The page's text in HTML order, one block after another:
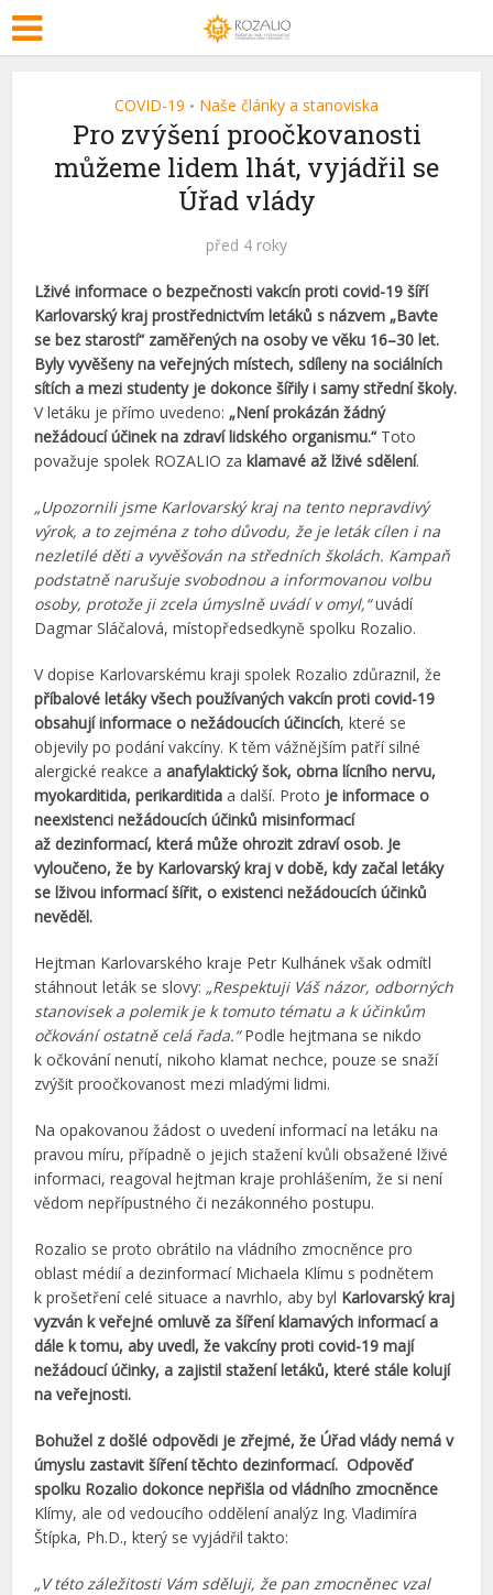
COVID-19 • Naše články a stanoviska
Pro zvýšení proočkovanosti
můžeme lidem lhát, vyjádřil se
Úřad vlády
před 4 roky
Lživé informace o bezpečnosti vakcín proti covid-19 šíří
Karlovarský kraj prostřednictvím letáků s názvem „Bavte
se bez starostí“ zaměřených na osoby ve věku 16–30 let.
Byly vyvěšeny na veřejných místech, sdíleny na sociálních
sítích a mezi studenty je dokonce šířily i samy střední školy.
V letáku je přímo uvedeno: „Není prokázán žádný
nežádoucí účinek na zdraví lidského organismu.“ Toto
považuje spolek ROZALIO za klamavé až lživé sdělení.
„Upozornili jsme Karlovarský kraj na tento nepravdivý
výrok, a to zejména z toho důvodu, že je leták cílen i na
nezletilé děti a vyvěšován na středních školách. Kampaň
podstatně narušuje svobodnou a informovanou volbu
osoby, protože ji zcela úmyslně uvádí v omyl,“uvádí
Dagmar Sláčalová, místopředsedkyně spolku Rozalio.
V dopise Karlovarskému kraji spolek Rozalio zdůraznil, že
příbalové letáky všech používaných vakcín proti covid-19
obsahují informace o nežádoucích účincích, které se
objevily po podání vakcíny. K těm vážnějším patří silné
alergické reakce aanafylaktický šok, obrna lícního nervu,
myokarditida, perikarditida a další. Proto je informace o
neexistenci nežádoucích účinků misinformací
až dezinformací, která může ohrozit zdraví osob. Je
vyloučeno, že by Karlovarský kraj v době, kdy začal letáky
se lživou informací šířit, o existenci nežádoucích účinků
nevěděl.
Hejtman Karlovarského kraje Petr Kulhánek však odmítl
stáhnout leták se slovy: „Respektuji Váš názor, odborných
stanovisek a polemik je k tomuto tématu a k účinkům
očkování ostatně celá řada.“Podle hejtmana se nikdo
k očkování nenutí, nikoho klamat nechce, pouze se snaží
zvýšit proočkovanost mezi mladými lidmi.
Na opakovanou žádost o uvedení informací na letáku na
pravou míru, případně o jejich stažení kvůli obsažené lživé
informaci, reagoval hejtman kraje prohlášením, že si není
vědom nepřípustného či nezákonného postupu.
Rozalio se proto obrátilo na vládního zmocněnce pro
oblast médií a dezinformací Michaela Klímu s podnětem
k prošetření celé situace a navrhlo, aby byl Karlovarský kraj
vyzván k veřejné omluvě za šíření klamavých informací a
dále k tomu, aby uvedl, že vakcíny proti covid-19 mají
nežádoucí účinky, a zajistil stažení letáků, které stále kolují
na veřejnosti.
Bohužel z došlé odpovědi je zřejmé, že Úřad vlády nemá v
úmyslu zastavit šíření těchto dezinformací. Odpověď
spolku Rozalio dokonce nepřišla od vládního zmocněnce
Klímy, ale od vedoucího oddělení analýz Ing. Vladimíra
Štípka, Ph.D., který se vyjádřil takto:
„V této záležitosti Vám sděluji, že pan zmocněnec vzal